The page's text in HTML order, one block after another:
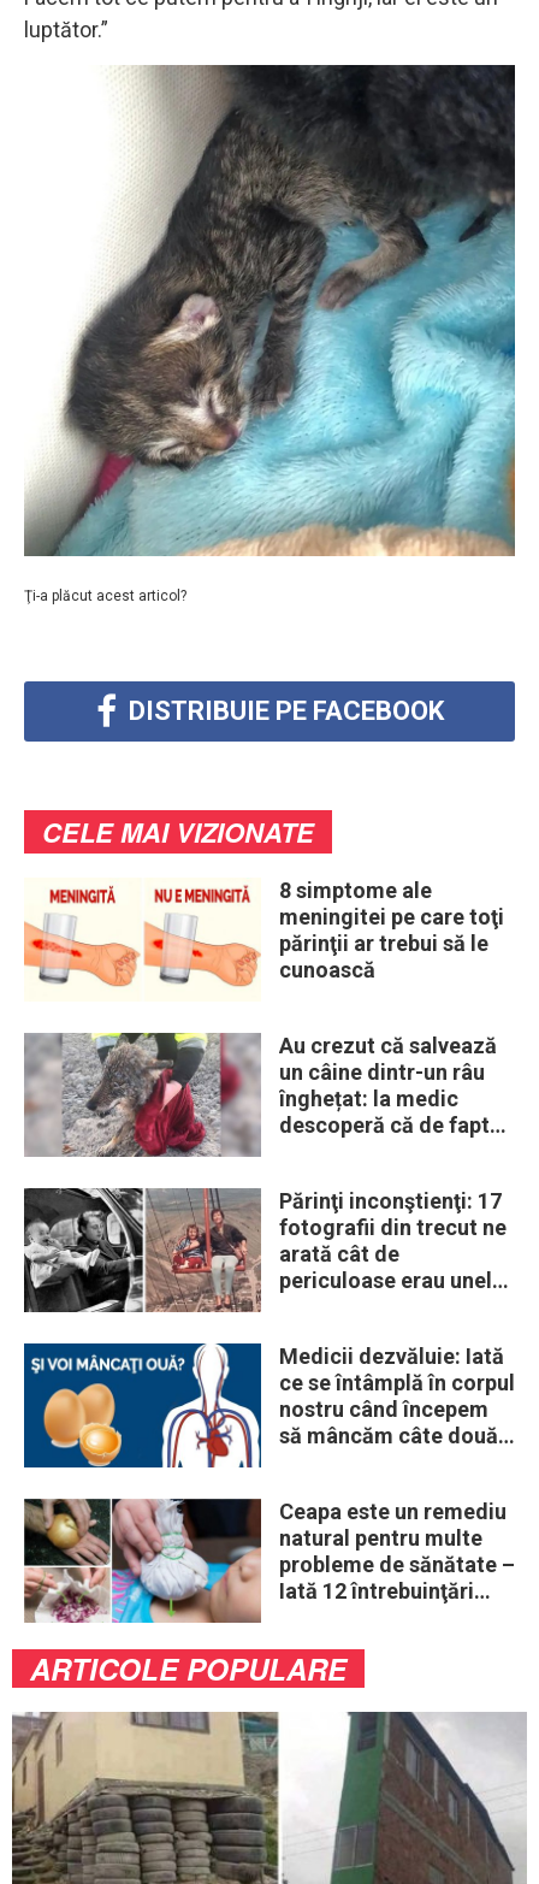
luptător.”
Ţi-a plăcut acest articol?
DISTRIBUIE PE FACEBOOK
CELE MAI VIZIONATE
8 simptome ale
meningitei pe care toţi
părinţii ar trebui să le
cunoască
Au crezut că salvează
un câine dintr-un râu
înghețat: la medic
descoperă că de fapt
Părinţi inconştienţi: 17
fotografii din trecut ne
arată cât de
periculoase erau unele
Medicii dezvăluie: Iată
ce se întâmplă în corpul
nostru când începem
să mâncăm câte două
Ceapa este un remediu
natural pentru multe
probleme de sănătate –
Iată 12 întrebuinţări
ARTICOLE POPULARE